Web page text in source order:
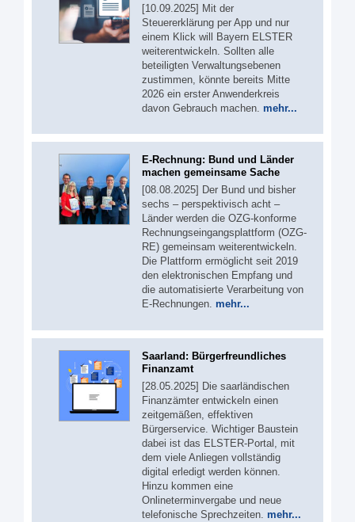
[10.09.2025] Mit der
Steuererklärung per App und nur
einem Klick will Bayern ELSTER
weiterentwickeln. Sollten alle
beteiligten Verwaltungsebenen
zustimmen, könnte bereits Mitte
2026 ein erster Anwenderkreis
davon Gebrauch machen. mehr...
E-Rechnung: Bund und Länder
machen gemeinsame Sache
[08.08.2025] Der Bund und bisher
sechs – perspektivisch acht –
Länder werden die OZG-konforme
Rechnungseingangsplattform (OZG-
RE) gemeinsam weiterentwickeln.
Die Plattform ermöglicht seit 2019
den elektronischen Empfang und
die automatisierte Verarbeitung von
E-Rechnungen. mehr...
Saarland: Bürgerfreundliches
Finanzamt
[28.05.2025] Die saarländischen
Finanzämter entwickeln einen
zeitgemäßen, effektiven
Bürgerservice. Wichtiger Baustein
dabei ist das ELSTER-Portal, mit
dem viele Anliegen vollständig
digital erledigt werden können.
Hinzu kommen eine
Onlineterminvergabe und neue
telefonische Sprechzeiten. mehr...